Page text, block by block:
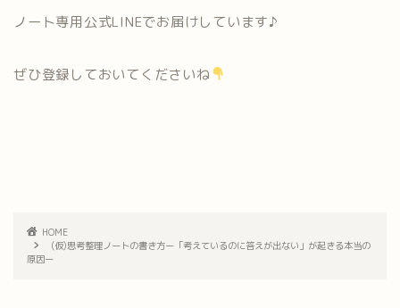
ノート専用公式LINEでお届けしています♪
ぜひ登録しておいてくださいね
HOME
(仮)思考整理ノートの書き方ー「考えているのに答えが出ない」が起きる本当の
原因ー